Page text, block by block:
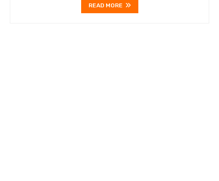
READ MORE